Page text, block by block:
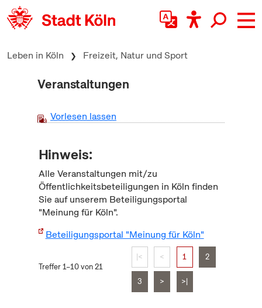
zum Inhalt springen
Leben in Köln Freizeit, Natur und Sport
Veranstaltungen
Vorlesen lassen
Hinweis:
Alle Veranstaltungen mit/zu
Öffentlichkeitsbeteiligungen in Köln finden
Sie auf unserem Beteiligungsportal
"Meinung für Köln".
Beteiligungsportal "Meinung für Köln"
Treffer 1–10 von 21
|< < 1 2
3 > >|